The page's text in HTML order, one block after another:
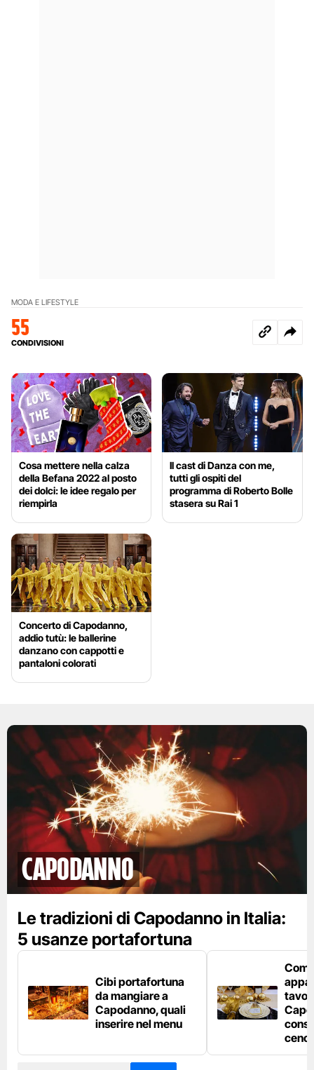
MODA E LIFESTYLE
55
CONDIVISIONI
Cosa mettere nella calza
della Befana 2022 al posto
dei dolci: le idee regalo per
riempirla
Il cast di Danza con me,
tutti gli ospiti del
programma di Roberto Bolle
stasera su Rai 1
Concerto di Capodanno,
addio tutù: le ballerine
danzano con cappotti e
pantaloni colorati
Capodanno
Le tradizioni di Capodanno in Italia:
5 usanze portafortuna
Cibi portafortuna
da mangiare a
Capodanno, quali
inserire nel menu